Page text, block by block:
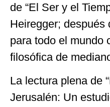
de “El Ser y el
Heiregger; después
para todo el mundo
filosófica de
La lectura plena de
Jerusalén: Un